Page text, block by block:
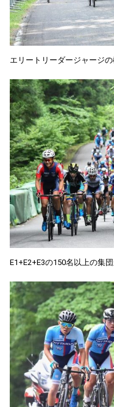
エリートリーダージャージの
E1+E2+E3の150名以上の集